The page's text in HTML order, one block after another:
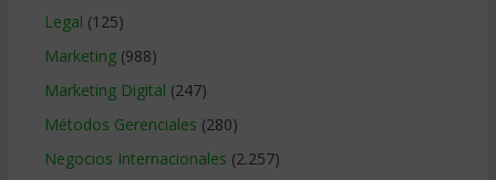
Legal (125)
Marketing(988)
Marketing Digital (247)
Métodos Gerenciales (280)
Negocios Internacionales (2.257)